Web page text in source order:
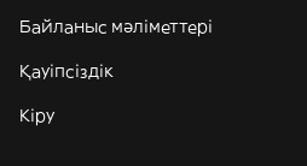
Байланыс мәліметтері
Қауіпсіздік
Кіру